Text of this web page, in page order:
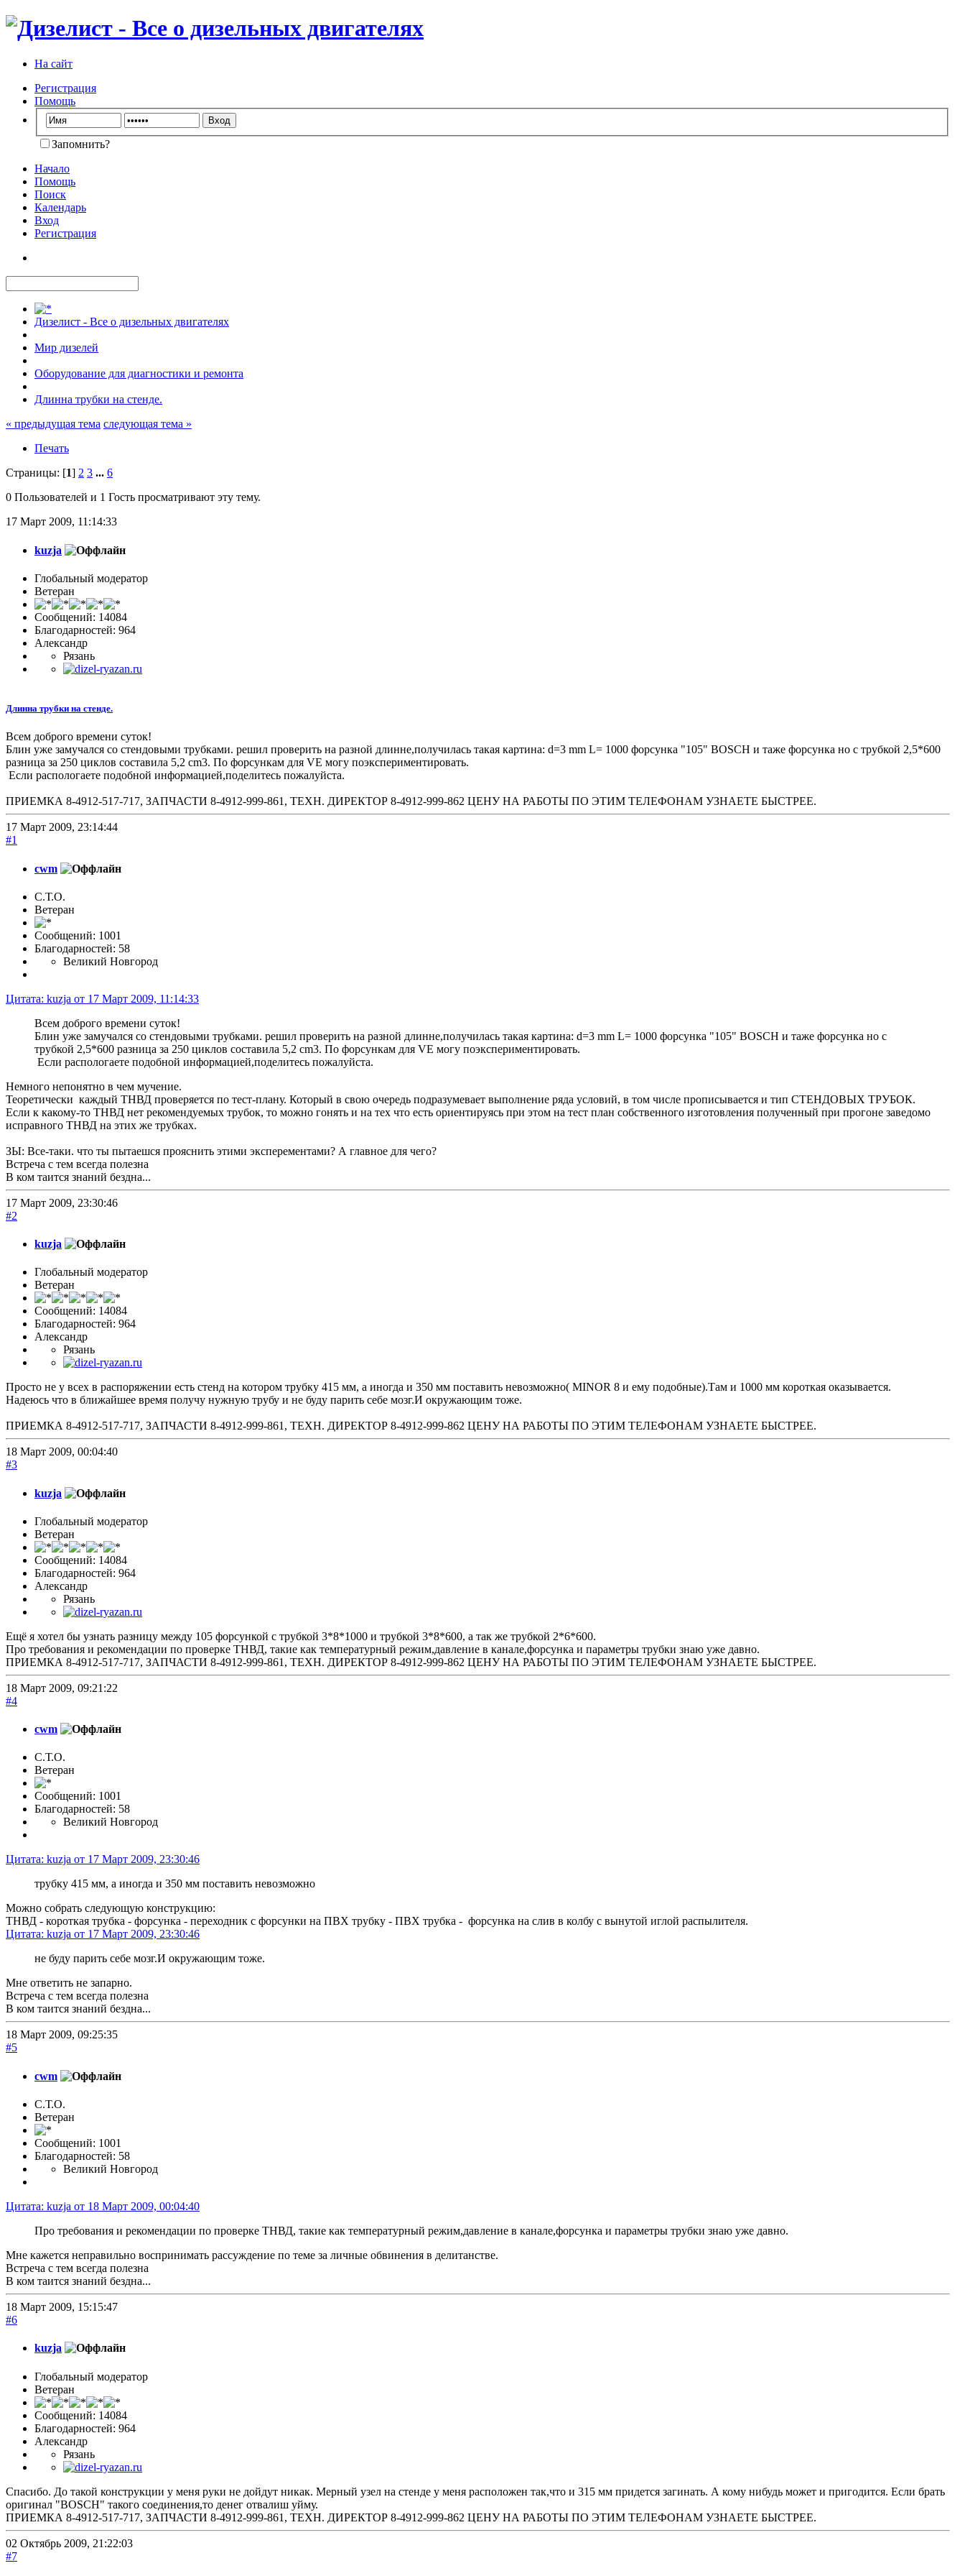
На сайт
Регистрация
Помощь
Запомнить?
Начало
Помощь
Поиск
Календарь
Вход
Регистрация
Дизелист - Все о дизельных двигателях
Мир дизелей
Оборудование для диагностики и ремонта
Длинна трубки на стенде.
« предыдущая тема следующая тема »
Печать
Страницы: [1] 2 3 ... 6
0 Пользователей и 1 Гость просматривают эту тему.
17 Март 2009, 11:14:33
kuzja
Глобальный модератор
Ветеран
Сообщений: 14084
Благодарностей: 964
Александр
Рязань
Длинна трубки на стенде.
Всем доброго времени суток!
Блин уже замучался со стендовыми трубками. решил проверить на разной длинне,получилась такая картина: d=3 mm L= 1000 форсунка "105" BOSCH и таже форсунка но с трубкой 2,5*600
разница за 250 циклов составила 5,2 cm3. По форсункам для VE могу поэкспериментировать.
Если распологаете подобной информацией,поделитесь пожалуйста.
ПРИЕМКА 8-4912-517-717, ЗАПЧАСТИ 8-4912-999-861, ТЕХН. ДИРЕКТОР 8-4912-999-862 ЦЕНУ НА РАБОТЫ ПО ЭТИМ ТЕЛЕФОНАМ УЗНАЕТЕ БЫСТРЕЕ.
17 Март 2009, 23:14:44
#1
cwm
С.Т.О.
Ветеран
Сообщений: 1001
Благодарностей: 58
Великий Новгород
Цитата: kuzja от 17 Март 2009, 11:14:33
Всем доброго времени суток!
Блин уже замучался со стендовыми трубками. решил проверить на разной длинне,получилась такая картина: d=3 mm L= 1000 форсунка "105" BOSCH и таже форсунка но с
трубкой 2,5*600 разница за 250 циклов составила 5,2 cm3. По форсункам для VE могу поэкспериментировать.
Если распологаете подобной информацией,поделитесь пожалуйста.
Немного непонятно в чем мучение.
Теоретически каждый ТНВД проверяется по тест-плану. Который в свою очередь подразумевает выполнение ряда условий, в том числе прописывается и тип СТЕНДОВЫХ ТРУБОК.
Если к какому-то ТНВД нет рекомендуемых трубок, то можно гонять и на тех что есть ориентируясь при этом на тест план собственного изготовления полученный при прогоне заведомо
исправного ТНВД на этих же трубках.
ЗЫ: Все-таки. что ты пытаешся прояснить этими эксперементами? А главное для чего?
Встреча с тем всегда полезна
В ком таится знаний бездна...
17 Март 2009, 23:30:46
#2
kuzja
Глобальный модератор
Ветеран
Сообщений: 14084
Благодарностей: 964
Александр
Рязань
Просто не у всех в распоряжении есть стенд на котором трубку 415 мм, а иногда и 350 мм поставить невозможно( MINOR 8 и ему подобные).Там и 1000 мм короткая оказывается.
Надеюсь что в ближайшее время получу нужную трубу и не буду парить себе мозг.И окружающим тоже.
ПРИЕМКА 8-4912-517-717, ЗАПЧАСТИ 8-4912-999-861, ТЕХН. ДИРЕКТОР 8-4912-999-862 ЦЕНУ НА РАБОТЫ ПО ЭТИМ ТЕЛЕФОНАМ УЗНАЕТЕ БЫСТРЕЕ.
18 Март 2009, 00:04:40
#3
kuzja
Глобальный модератор
Ветеран
Сообщений: 14084
Благодарностей: 964
Александр
Рязань
Ещё я хотел бы узнать разницу между 105 форсункой с трубкой 3*8*1000 и трубкой 3*8*600, а так же трубкой 2*6*600.
Про требования и рекомендации по проверке ТНВД, такие как температурный режим,давление в канале,форсунка и параметры трубки знаю уже давно.
ПРИЕМКА 8-4912-517-717, ЗАПЧАСТИ 8-4912-999-861, ТЕХН. ДИРЕКТОР 8-4912-999-862 ЦЕНУ НА РАБОТЫ ПО ЭТИМ ТЕЛЕФОНАМ УЗНАЕТЕ БЫСТРЕЕ.
18 Март 2009, 09:21:22
#4
cwm
С.Т.О.
Ветеран
Сообщений: 1001
Благодарностей: 58
Великий Новгород
Цитата: kuzja от 17 Март 2009, 23:30:46
трубку 415 мм, а иногда и 350 мм поставить невозможно
Можно собрать следующую конструкцию:
ТНВД - короткая трубка - форсунка - переходник с форсунки на ПВХ трубку - ПВХ трубка - форсунка на слив в колбу с вынутой иглой распылителя.
Цитата: kuzja от 17 Март 2009, 23:30:46
не буду парить себе мозг.И окружающим тоже.
Мне ответить не запарно.
Встреча с тем всегда полезна
В ком таится знаний бездна...
18 Март 2009, 09:25:35
#5
cwm
С.Т.О.
Ветеран
Сообщений: 1001
Благодарностей: 58
Великий Новгород
Цитата: kuzja от 18 Март 2009, 00:04:40
Про требования и рекомендации по проверке ТНВД, такие как температурный режим,давление в канале,форсунка и параметры трубки знаю уже давно.
Мне кажется неправильно воспринимать рассуждение по теме за личные обвинения в делитанстве.
Встреча с тем всегда полезна
В ком таится знаний бездна...
18 Март 2009, 15:15:47
#6
kuzja
Глобальный модератор
Ветеран
Сообщений: 14084
Благодарностей: 964
Александр
Рязань
Спасибо. До такой конструкции у меня руки не дойдут никак. Мерный узел на стенде у меня расположен так,что и 315 мм придется загинать. А кому нибудь может и пригодится. Если брать
оригинал "BOSCH" такого соединения,то денег отвалиш уйму.
ПРИЕМКА 8-4912-517-717, ЗАПЧАСТИ 8-4912-999-861, ТЕХН. ДИРЕКТОР 8-4912-999-862 ЦЕНУ НА РАБОТЫ ПО ЭТИМ ТЕЛЕФОНАМ УЗНАЕТЕ БЫСТРЕЕ.
02 Октябрь 2009, 21:22:03
#7